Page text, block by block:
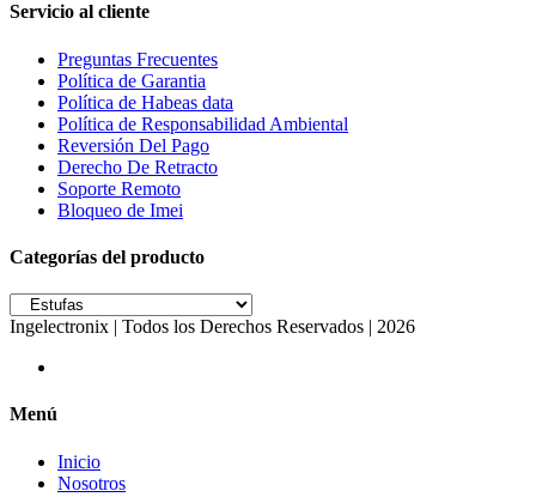
Servicio al cliente
Preguntas Frecuentes
Política de Garantia
Política de Habeas data
Política de Responsabilidad Ambiental
Reversión Del Pago
Derecho De Retracto
Soporte Remoto
Bloqueo de Imei
Categorías del producto
Ingelectronix | Todos los Derechos Reservados | 2026
Menú
Inicio
Nosotros